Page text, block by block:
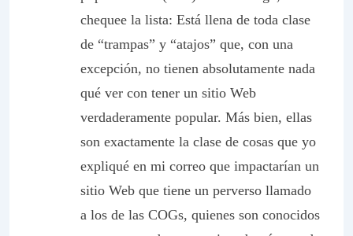
chequee la lista: Está llena de toda clase
de “trampas” y “atajos” que, con una
excepción, no tienen absolutamente nada
qué ver con tener un sitio Web
verdaderamente popular. Más bien, ellas
son exactamente la clase de cosas que yo
expliqué en mi correo que impactarían un
sitio Web que tiene un perverso llamado
a los de las COGs, quienes son conocidos